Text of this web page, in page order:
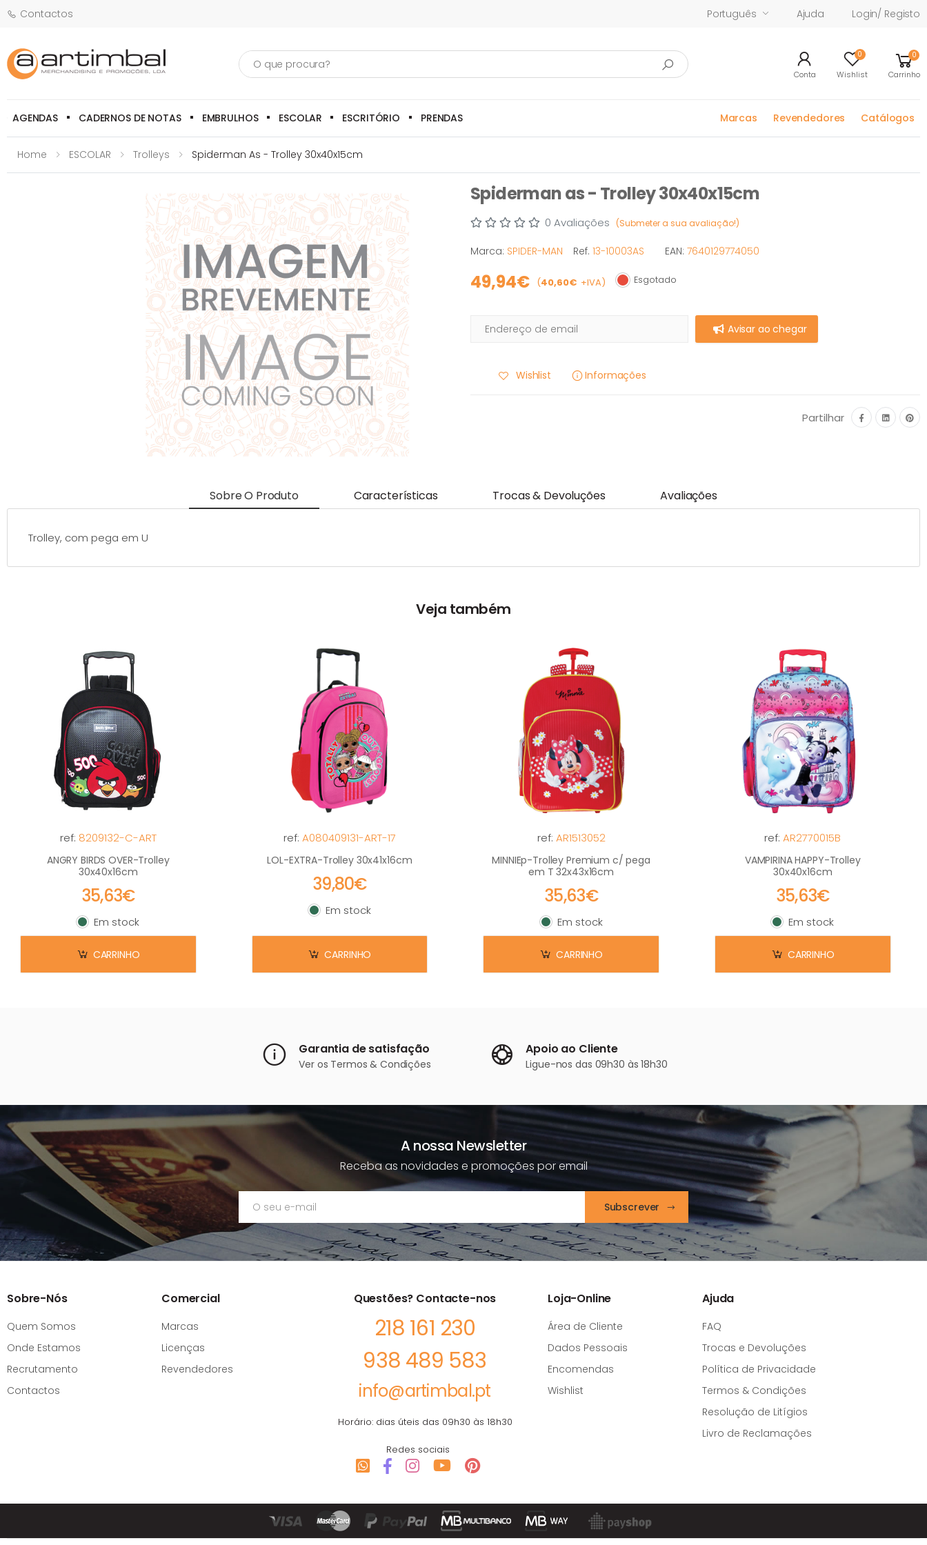
Contactos Português Ajuda Login/ Registo
Pesquisa
Conta
0
Wishlist
0
Carrinho
AGENDAS CADERNOS DE NOTAS EMBRULHOS ESCOLAR ESCRITÓRIO PRENDAS Marcas Revendedores Catálogos
Home ESCOLAR Trolleys Spiderman As - Trolley 30x40x15cm
Spiderman as - Trolley 30x40x15cm
0 Avaliações (Submeter a sua avaliação!)
Marca: SPIDER-MAN Ref. 13-10003AS EAN: 7640129774050
49,94€ (40,60€ +IVA) Esgotado
Esgotado
Avisar ao chegar
Wishlist Informações
Partilhar
Sobre O Produto Características Trocas & Devoluções Avaliações
Trolley, com pega em U
Veja também
ref: 8209132-C-ART
ANGRY BIRDS OVER-Trolley
30x40x16cm
35,63€
Em stock
Em stock
CARRINHO
ref: A080409131-ART-17
LOL-EXTRA-Trolley 30x41x16cm
39,80€
Em stock
Em stock
CARRINHO
ref: AR1513052
MINNIEp-Trolley Premium c/ pega
em T 32x43x16cm
35,63€
Em stock
Em stock
CARRINHO
ref:AR2770015B
VAMPIRINA HAPPY-Trolley
30x40x16cm
35,63€
Em stock
Em stock
CARRINHO
Garantia de satisfação
Ver os Termos & Condições
Apoio ao Cliente
Ligue-nos das 09h30 às 18h30
A nossa Newsletter
Receba as novidades e promoções por email
Subscrever
Sobre-Nós
Quem Somos
Onde Estamos
Recrutamento
Contactos
Comercial
Marcas
Licenças
Revendedores
Questões? Contacte-nos
218 161 230
938 489 583
info@artimbal.pt
Horário: dias úteis das 09h30 às 18h30
Redes sociais
Loja-Online
Área de Cliente
Dados Pessoais
Encomendas
Wishlist
Ajuda
FAQ
Trocas e Devoluções
Política de Privacidade
Termos & Condições
Resolução de Litígios
Livro de Reclamações